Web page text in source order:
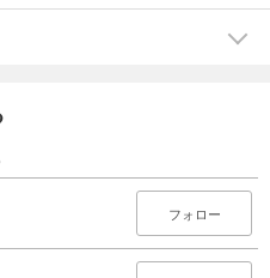
フォロー